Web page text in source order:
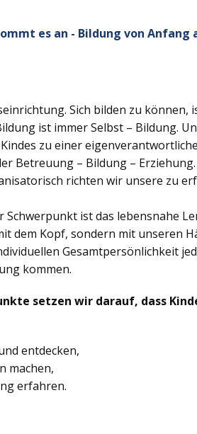
es an - Bildung von Anfang
Sich bilden zu
ist immer Selbst – Bildung.
zu einer
Betreuung – Bildung – Erziehung.
richten wir unsere zu
ist das lebensnahe
dem Kopf, sondern mit unseren
Gesamtpersönlichkeit
kommen.
setzen wir darauf, dass
entdecken,
machen,
erfahren.